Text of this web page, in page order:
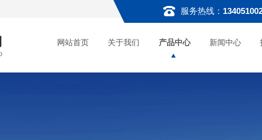
服务热线：
网站首页 关于我们 产品中心 新闻中心